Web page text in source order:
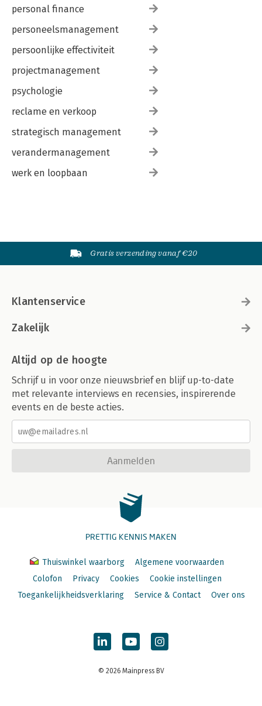
personal finance
personeelsmanagement
persoonlijke effectiviteit
projectmanagement
psychologie
reclame en verkoop
strategisch management
verandermanagement
werk en loopbaan
Gratis verzending vanaf €20
Klantenservice
Zakelijk
Altijd op de hoogte
Schrijf u in voor onze nieuwsbrief en blijf up-to-date
met relevante interviews en recensies, inspirerende
events en de beste acties.
Aanmelden
PRETTIG KENNIS MAKEN
Thuiswinkel waarborg
Algemene voorwaarden
Colofon
Privacy Cookies
Cookie instellingen
Toegankelijkheidsverklaring
Service & Contact Over ons
© 2026 Mainpress BV